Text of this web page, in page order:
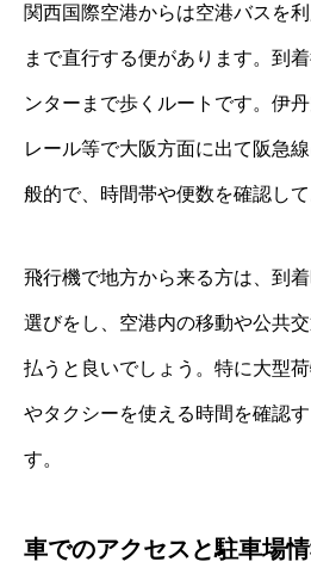
関西国際空港からは空港バスを
まで直行する便があります。到
ンターまで歩くルートです。伊
レール等で大阪方面に出て阪急
般的で、時間帯や便数を確認して
飛行機で地方から来る方は、到
選びをし、空港内の移動や公共
払うと良いでしょう。特に大型
やタクシーを使える時間を確認
す。
車でのアクセスと駐車場